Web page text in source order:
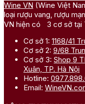
Wine VN (Wine Việt
loại rượu vang, rượu
VN hiện có 3 cơ sở tại
Cơ sở 1: 1168/41
Cơ sở 2: 9/68
Cơ sở 3: Shop 9
Xuân, TP. Hà Nội
Hotline:
Email: